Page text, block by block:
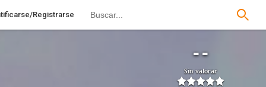
Registrarse
--
Sin valorar